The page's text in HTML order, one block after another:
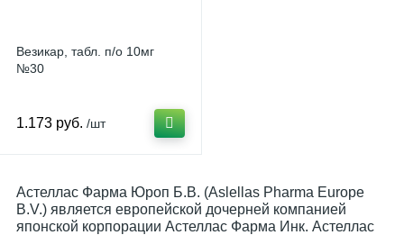
Везикар, табл. п/о 10мг
№30
1.173 руб. /шт
Астеллас Фарма Юроп Б.В. (Aslellas Pharma Europe
B.V.) является европейской дочерней компанией
японской корпорации Астеллас Фарма Инк. Астеллас